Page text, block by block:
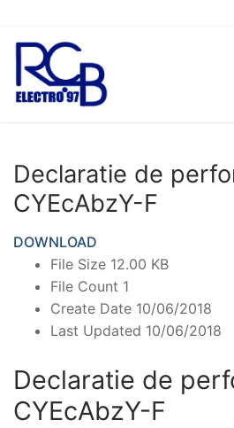
Skip
content
Declaratie de
CYEcAbzY-F
DOWNLOAD
File Size 12.00 KB
File Count 1
Create Date 10/06/2018
Last Updated 10/06/2018
Declaratie de
CYEcAbzY-F